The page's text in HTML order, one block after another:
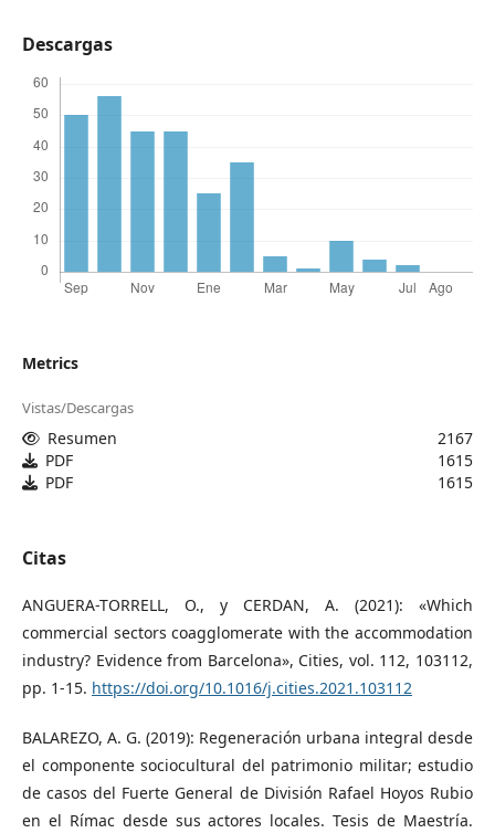
Descargas
Metrics
Vistas/Descargas
Resumen
2167
PDF
1615
PDF
1615
Citas
ANGUERA-TORRELL, O., y CERDAN, A. (2021): «Which
commercial sectors coagglomerate with the accommodation
industry? Evidence from Barcelona», Cities, vol. 112, 103112,
pp. 1-15. https://doi.org/10.1016/j.cities.2021.103112
BALAREZO, A. G. (2019): Regeneración urbana integral desde
el componente sociocultural del patrimonio militar; estudio
de casos del Fuerte General de División Rafael Hoyos Rubio
en el Rímac desde sus actores locales. Tesis de Maestría.